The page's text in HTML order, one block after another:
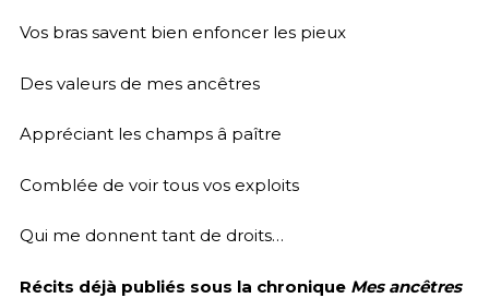
Vos bras savent bien enfoncer les pieux
Des valeurs de mes ancêtres
Appréciant les champs â paître
Comblée de voir tous vos exploits
Qui me donnent tant de droits…
Récits déjà publiés sous la chronique Mes ancêtres